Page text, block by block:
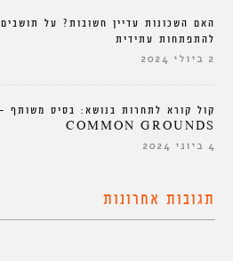
האם השכונות עדיין חשובות? על
להתפתחות עתידית
2 ביולי 2024
קול קורא לתחרות בנושא: בסיס
COMMON GROUNDS
4 ביוני 2024
תגובות אחרונות